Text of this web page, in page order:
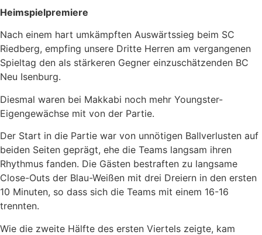
Heimspielpremiere
Nach einem hart umkämpften Auswärtssieg beim SC
Riedberg, empfing unsere Dritte Herren am vergangenen
Spieltag den als stärkeren Gegner einzuschätzenden BC
Neu Isenburg.
Diesmal waren bei Makkabi noch mehr Youngster-
Eigengewächse mit von der Partie.
Der Start in die Partie war von unnötigen Ballverlusten auf
beiden Seiten geprägt, ehe die Teams langsam ihren
Rhythmus fanden. Die Gästen bestraften zu langsame
Close-Outs der Blau-Weißen mit drei Dreiern in den ersten
10 Minuten, so dass sich die Teams mit einem 16-16
trennten.
Wie die zweite Hälfte des ersten Viertels zeigte, kam